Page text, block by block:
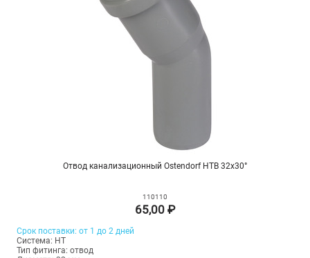
Отвод канализационный Ostendorf HTB 32х30°
110110
65,00 ₽
Срок поставки: от 1 до 2 дней
Система: HT
Тип фитинга: отвод